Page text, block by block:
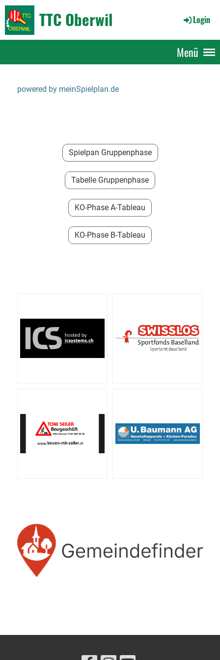
TTC Oberwil Login
Menü
powered by meinSpielplan.de
Spielpan Gruppenphase
Tabelle Gruppenphase
KO-Phase A-Tableau
KO-Phase B-Tableau